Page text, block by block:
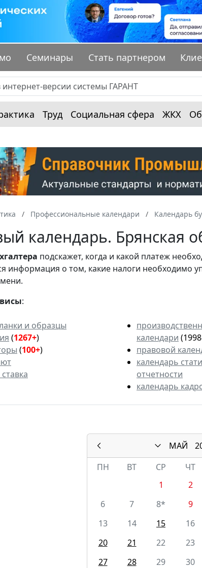
Семинары Стать партнером
Труд Социальная сфера ЖКХ
Профессиональные календари Календарь
календарь. Брянская
подскажет, когда и какой платеж
информация о том, какие налоги необходимо
:
и образцы
(1267+)
(100+)
календари
правовой
календарь
отчетности
календарь
МАЙ
ПН
ВТ СР ЧТ
1
2
6
7 8* 9
13
14 15 16
20
21 22 23
27
28 29 30